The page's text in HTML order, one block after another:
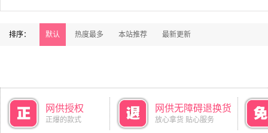
排序： 默认 热度最多 本站推荐 最新更新
网供授权
正爆的款式
网供无障碍退换货
放心拿货 贴心服务